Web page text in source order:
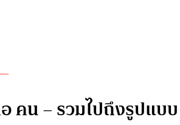
อ คน – รวมไปถึงรูปแบบ